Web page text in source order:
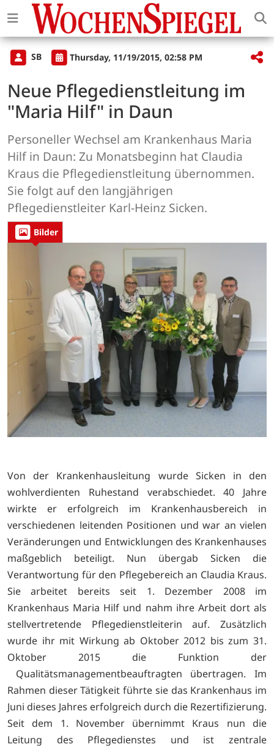
SB Thursday, 11/19/2015, 02:58 PM
Neue Pflegedienstleitung im
"Maria Hilf" in Daun
Personeller Wechsel am Krankenhaus Maria
Hilf in Daun: Zu Monatsbeginn hat Claudia
Kraus die Pflegedienstleitung übernommen.
Sie folgt auf den langjährigen
Pflegedienstleiter Karl-Heinz Sicken.
Bilder
Von der Krankenhausleitung wurde Sicken in den
wohlverdienten Ruhestand verabschiedet. 40 Jahre
wirkte er erfolgreich im Krankenhausbereich in
verschiedenen leitenden Positionen und war an vielen
Veränderungen und Entwicklungen des Krankenhauses
maßgeblich beteiligt. Nun übergab Sicken die
Verantwortung für den Pflegebereich an Claudia Kraus.
Sie arbeitet bereits seit 1. Dezember 2008 im
Krankenhaus Maria Hilf und nahm ihre Arbeit dort als
stellvertretende Pflegedienstleiterin auf. Zusätzlich
wurde ihr mit Wirkung ab Oktober 2012 bis zum 31.
Oktober 2015 die Funktion der
Qualitätsmanagementbeauftragten übertragen. Im
Rahmen dieser Tätigkeit führte sie das Krankenhaus im
Juni dieses Jahres erfolgreich durch die Rezertifizierung.
Seit dem 1. November übernimmt Kraus nun die
Leitung des Pflegedienstes und ist zentrale